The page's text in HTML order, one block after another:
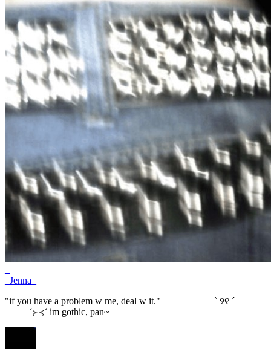
_Jenna_
"if you have a problem w me, deal w it." — — — — ˗ˋ ୨୧ ˊ˗ — —
— — ˚⊱⊰˚ im gothic, pan~